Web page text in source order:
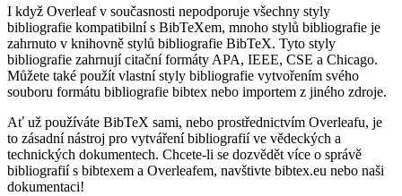
I když Overleaf v současnosti nepodporuje všechny styly
bibliografie kompatibilní s BibTeXem, mnoho stylů bibliografie je
zahrnuto v knihovně stylů bibliografie BibTeX. Tyto styly
bibliografie zahrnují citační formáty APA, IEEE, CSE a Chicago.
Můžete také použít vlastní styly bibliografie vytvořením svého
souboru formátu bibliografie bibtex nebo importem z jiného zdroje.
Ať už používáte BibTeX sami, nebo prostřednictvím Overleafu, je
to zásadní nástroj pro vytváření bibliografií ve vědeckých a
technických dokumentech. Chcete-li se dozvědět více o správě
bibliografií s bibtexem a Overleafem, navštivte bibtex.eu nebo naši
dokumentaci!